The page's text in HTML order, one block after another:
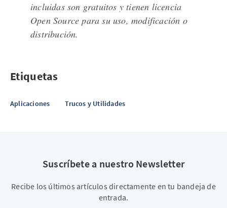
incluidas son gratuitos y tienen licencia
Open Source para su uso, modificación o
distribución.
Etiquetas
Aplicaciones Trucos y Utilidades
Suscríbete a nuestro Newsletter
Recibe los últimos artículos directamente en tu bandeja de
entrada.